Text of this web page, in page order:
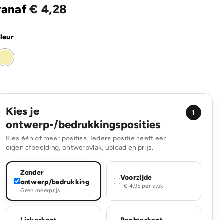
€ 4,28
Kies je
ontwerp-/bedrukkingsposities
Kies één of meer posities. Iedere positie heeft een
eigen afbeelding, ontwerpvlak, upload en prijs.
1
Zonder
ontwerp/bedrukking
Geen meerprijs
Voorzijde
+€ 4,95 per stuk